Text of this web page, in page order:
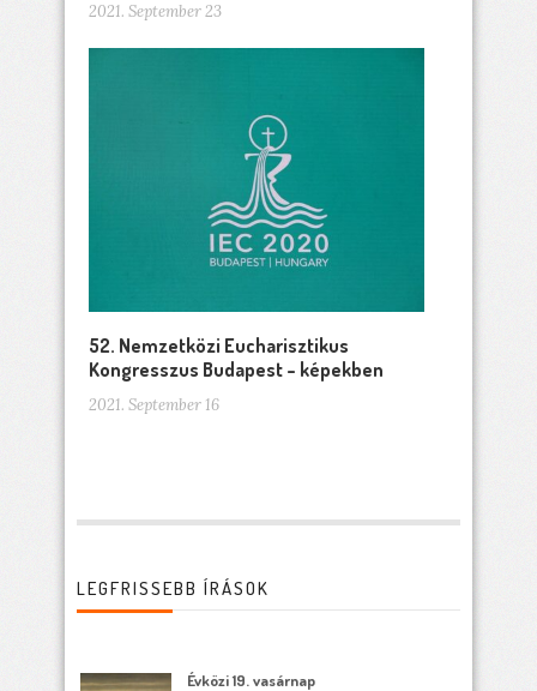
2021. September 23
52. Nemzetközi Eucharisztikus
Kongresszus Budapest – képekben
2021. September 16
LEGFRISSEBB ÍRÁSOK
Évközi 19. vasárnap